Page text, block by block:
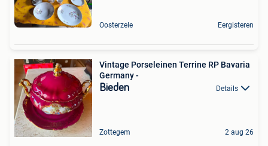
Oosterzele Eergisteren
Vintage Porseleinen Terrine RP Bavaria
Germany -
Bieden Details
Zottegem 2 aug 26